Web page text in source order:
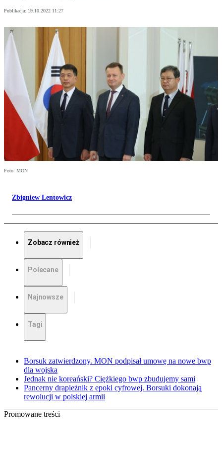
Publikacja: 19.10.2022 11:27
Foto: MON
Zbigniew Lentowicz
Zobacz również
Polecane
Najnowsze
Tagi
Borsuk zatwierdzony. MON podpisał umowę na nowe bwp
dla wojska
Jednak nie koreański? Ciężkiego bwp zbudujemy sami
Pancerny drapieżnik z epoki cyfrowej. Borsuki dokonają
rewolucji w polskiej armii
Promowane treści